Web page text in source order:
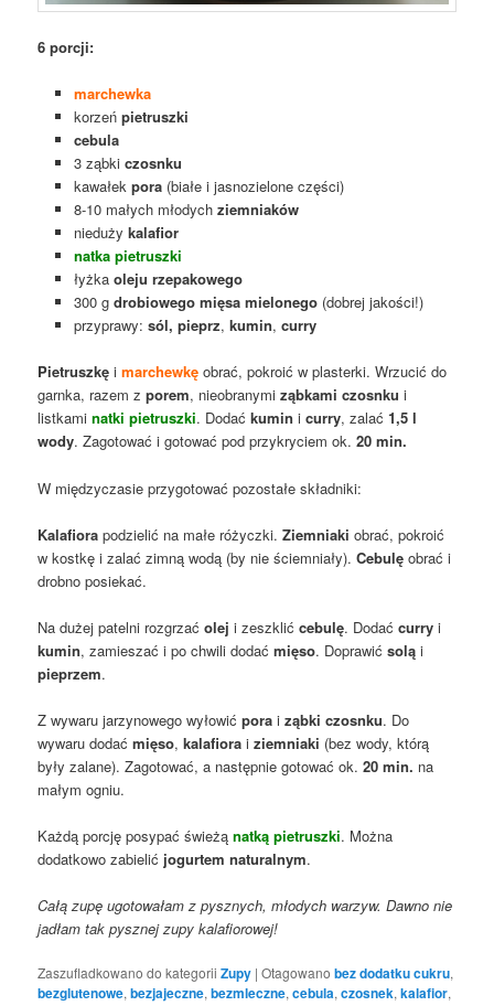
6 porcji:
marchewka
korzeń pietruszki
cebula
3 ząbkiczosnku
kawałek pora(białe i jasnozielone części)
8-10 małych młodych ziemniaków
nieduży kalafior
natka pietruszki
łyżka oleju rzepakowego
300 g drobiowego mięsa mielonego(dobrej jakości!)
przyprawy: sól, pieprz, kumin, curry
Pietruszkę imarchewkę obrać, pokroić w plasterki. Wrzucić do
garnka, razem zporem, nieobranymi ząbkami czosnku i
listkaminatki pietruszki. Dodaćkumin icurry, zalać1,5 l
wody. Zagotować i gotować pod przykryciem ok.20 min.
W międzyczasie przygotować pozostałe składniki:
Kalafiora podzielić na małe różyczki.Ziemniakiobrać, pokroić
w kostkę i zalać zimną wodą (by nie ściemniały).Cebulę obrać i
drobno posiekać.
Na dużej patelni rozgrzaćolej i zeszklićcebulę. Dodaćcurry i
kumin, zamieszać i po chwili dodać mięso. Doprawićsolą i
pieprzem.
Z wywaru jarzynowego wyłowićpora iząbki czosnku. Do
wywaru dodaćmięso,kalafiora iziemniaki (bez wody, którą
były zalane). Zagotować, a następnie gotować ok.20 min. na
małym ogniu.
Każdą porcję posypać świeżąnatką pietruszki. Można
dodatkowo zabielić jogurtem naturalnym.
Całą zupę ugotowałam z pysznych, młodych warzyw. Dawno nie
jadłam tak pysznej zupy kalafiorowej!
Zaszufladkowano do kategorii Zupy |Otagowano bez dodatku cukru,
bezglutenowe,bezjajeczne,bezmleczne,cebula,czosnek,kalafior,